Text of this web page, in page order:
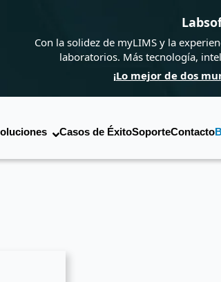
Con la solidez de myLIMS y la
laboratorios. Más tecnología,
¡Lo mejor de dos
Casos de ÉxitoSoporteContacto